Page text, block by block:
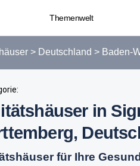
Themenwelt
> Deutschland > Baden-
in
für Ihre